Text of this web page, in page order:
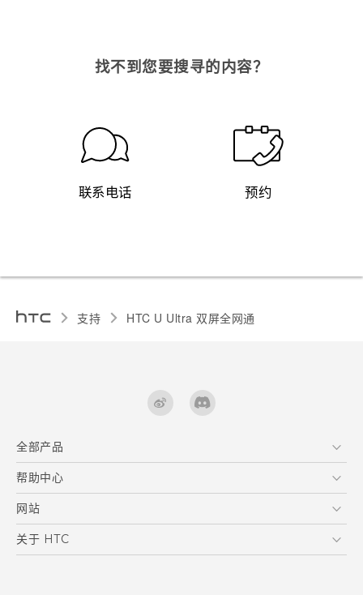
找不到您要搜寻的内容？
联系电话 预约
支持 HTC U Ultra 双屏全网通‎
全部产品
区块链智能手机
VIVE
帮助中心
在线客服
支援与服务
产品保固说明
网站
HTC Dev
关于 HTC